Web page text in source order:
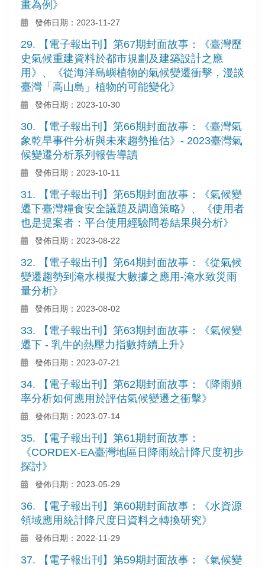
畫為例》
發佈日期：2023-11-27
29. 【電子報出刊】第67期封面故事：《臺灣歷
史氣候重建資料於都市規劃及建築設計之應
用》、《從海洋島嶼植物的氣候變遷衝擊，漫談
臺灣「高山島」植物的可能變化》
發佈日期：2023-10-30
30. 【電子報出刊】第66期封面故事：《臺灣氣
象乾旱事件分析與未來趨勢推估》- 2023臺灣氣
候變遷分析系列報告導讀
發佈日期：2023-10-11
31. 【電子報出刊】第65期封面故事：《氣候變
遷下臺灣糧食安全議題及調適策略》、《使用者
也是提案者：平台使用經驗問卷結果與分析》
發佈日期：2023-08-22
32. 【電子報出刊】第64期封面故事：《從氣候
變遷趨勢到淹水模擬大數據之應用-淹水致災雨
量分析》
發佈日期：2023-08-02
33. 【電子報出刊】第63期封面故事：《氣候變
遷下 - 乳牛的熱壓力指數持續上升》
發佈日期：2023-07-21
34. 【電子報出刊】第62期封面故事：《降雨頻
率分析如何應用於評估氣候變遷之衝擊》
發佈日期：2023-07-14
35. 【電子報出刊】第61期封面故事：
《CORDEX-EA臺灣地區日降雨統計降尺度初步
探討》
發佈日期：2023-05-29
36. 【電子報出刊】第60期封面故事：《水資源
領域應用統計降尺度日資料之轉換研究》
發佈日期：2022-11-29
37. 【電子報出刊】第59期封面故事：《氣候變